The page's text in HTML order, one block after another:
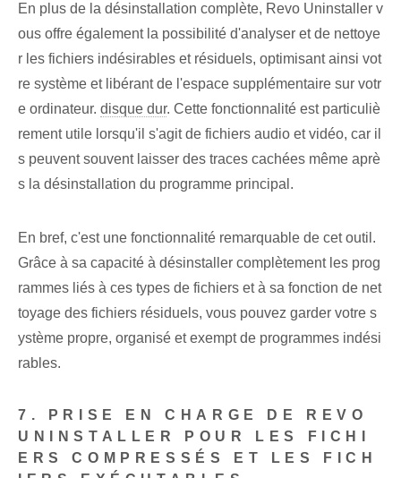
En plus de la désinstallation complète, Revo Uninstaller v
ous offre également la possibilité d'analyser et de nettoye
r les fichiers indésirables et résiduels, optimisant ainsi vot
re système et libérant de l'espace supplémentaire sur votr
e ordinateur. disque dur. Cette fonctionnalité est particuliè
rement utile lorsqu'il s'agit de fichiers audio et vidéo, car il
s peuvent souvent laisser des traces cachées même aprè
s la désinstallation du programme principal.
En bref, c'est une fonctionnalité remarquable de cet outil.
Grâce à sa capacité à désinstaller complètement les prog
rammes liés à ces types de fichiers et à sa fonction de net
toyage des fichiers résiduels, vous pouvez garder votre s
ystème propre, organisé et exempt de programmes indési
rables.
7. PRISE EN CHARGE DE REVO
UNINSTALLER POUR LES FICHI
ERS COMPRESSÉS ET LES FICH